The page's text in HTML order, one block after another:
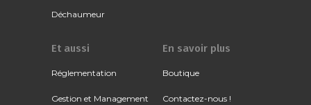
Déchaumeur
Et aussi
Réglementation
Gestion et Management
En savoir plus
Boutique
Contactez-nous !